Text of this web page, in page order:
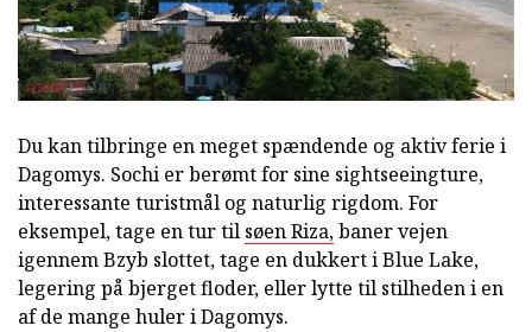
Du kan tilbringe en meget spændende og aktiv ferie i
Dagomys. Sochi er berømt for sine sightseeingture,
interessante turistmål og naturlig rigdom. For
eksempel, tage en tur til søen Riza,baner vejen
igennem Bzyb slottet, tage en dukkert i Blue Lake,
legering på bjerget floder, eller lytte til stilheden i en
af de mange huler i Dagomys.